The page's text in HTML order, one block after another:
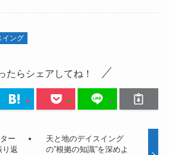
イング
たらシェアしてね！
ー
り返
天と地のデイスイング
の”根拠の知識”を深めよ